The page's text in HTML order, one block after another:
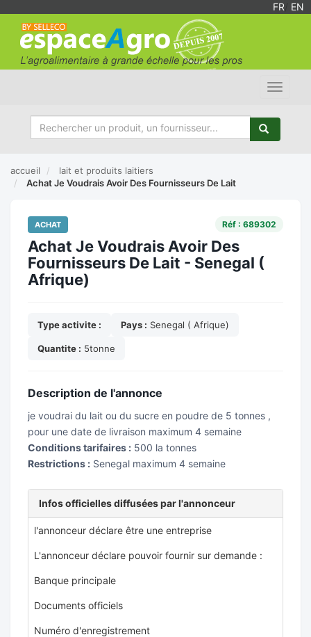
FR EN
Toggle
accueil
lait et produits laitiers
Achat Je Voudrais Avoir Des Fournisseurs De Lait
ACHAT Réf : 689302
Achat Je Voudrais Avoir Des
Fournisseurs De Lait - Senegal (
Afrique)
Type activite : Pays : Senegal ( Afrique)
Quantite : 5tonne
Description de l'annonce
je voudrai du lait ou du sucre en poudre de 5 tonnes ,
pour une date de livraison maximum 4 semaine
Conditions tarifaires : 500 la tonnes
Restrictions : Senegal maximum 4 semaine
Infos officielles diffusées par l'annonceur
l'annonceur déclare être une entreprise
L'annonceur déclare pouvoir fournir sur demande :
Banque principale
Documents officiels
Numéro d'enregistrement